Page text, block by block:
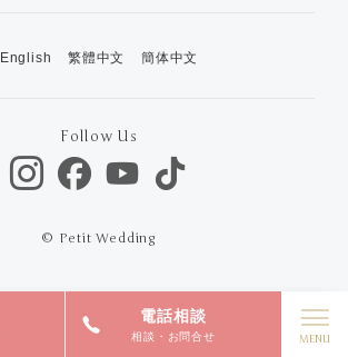
電話相談
相談・お問合せ
English 繁體中文 簡体中文
Follow Us
© Petit Wedding